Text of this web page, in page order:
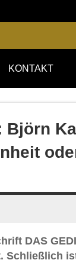
KONTAKT
Björn
DAS
Schließlich